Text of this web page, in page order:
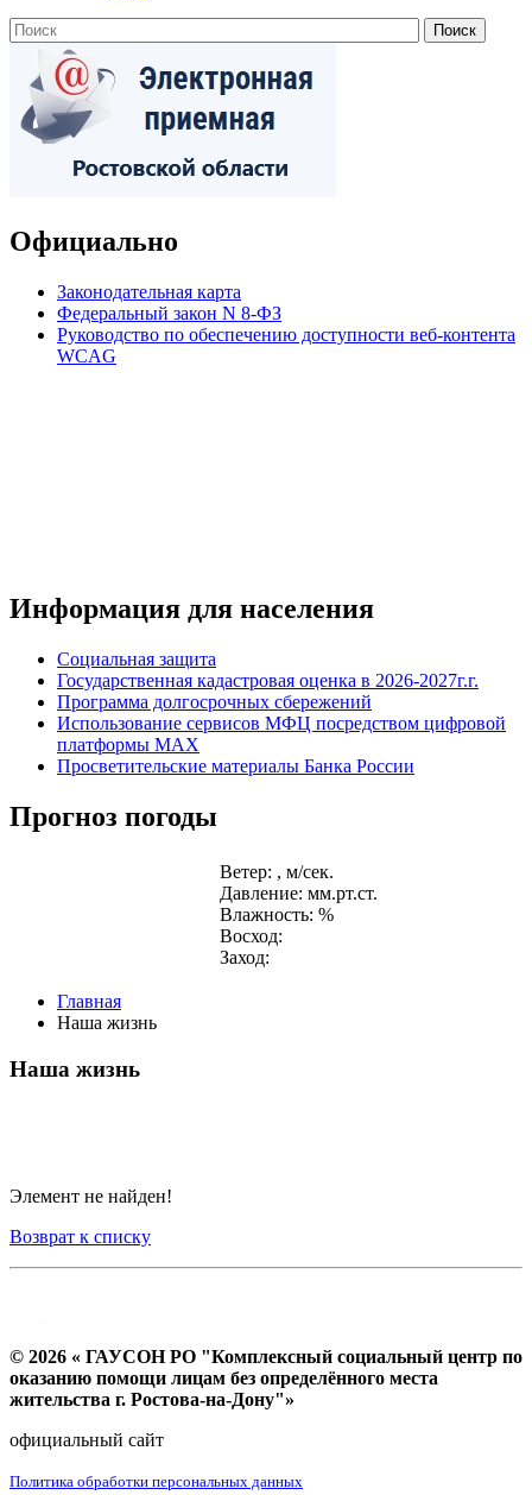
Официально
Законодательная карта
Федеральный закон N 8-ФЗ
Руководство по обеспечению доступности веб-контента
WCAG
Информация для населения
Социальная защита
Государственная кадастровая оценка в 2026-2027г.г.
Программа долгосрочных сбережений
Использование сервисов МФЦ посредством цифровой
платформы MAX
Просветительские материалы Банка России
Прогноз погоды
Ветер: , м/сек.
Давление: мм.рт.ст.
Влажность: %
Восход:
Заход:
Главная
Наша жизнь
Наша жизнь
Элемент не найден!
Возврат к списку
© 2026 « ГАУСОН РО "Комплексный социальный центр по
оказанию помощи лицам без определённого места
жительства г. Ростова-на-Дону"»
официальный сайт
Политика обработки персональных данных